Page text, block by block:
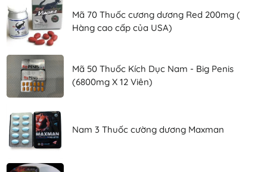
Mã 70 Thuốc cương dương Red 200mg (
Hàng cao cấp của USA)
Mã 50 Thuốc Kích Dục Nam - Big Penis
(6800mg X 12 Viên)
Nam 3 Thuốc cường dương Maxman